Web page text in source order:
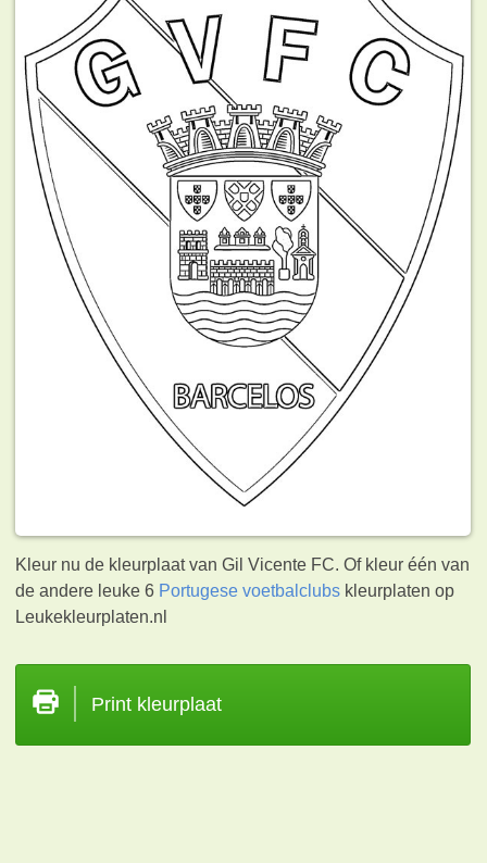
Kleur nu de kleurplaat van Gil Vicente FC. Of kleur één van
de andere leuke 6 Portugese voetbalclubs kleurplaten op
Leukekleurplaten.nl
Print kleurplaat